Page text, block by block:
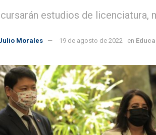
estudios de
Morales 19 de agosto de 2022 en